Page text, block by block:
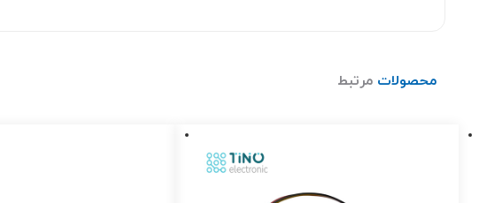
محصولات مرتبط